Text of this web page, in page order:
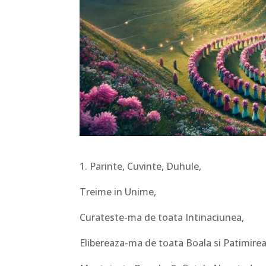
1. Parinte, Cuvinte, Duhule,
Treime in Unime,
Curateste-ma de toata Intinaciunea,
Elibereaza-ma de toata Boala si